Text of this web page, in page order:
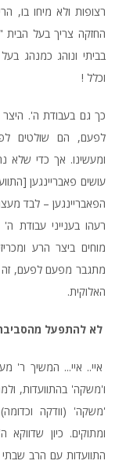
רצופות ולא מיחו בו,
החזקה צריך בעל
בביתי ונוהג כמנהג
וכלל !
כך גם בעבודת ה'.
לפעם, הם שולטים
ומעשינו. אך כדי שלא
עושים פאבריינגען
הפאבריינגען – לבד
רעהו בענייני עבודת
מוחים ביצר הרע
מתגבר מפעם לפעם, זה
האלוקית.
לא להתפעל
איי.. איי... המשיך ר'
ו'משקה' בהתוועדות,
'משקה' (וודקה
ומתוקים. כיון
התוועדות עם הרב שבתי